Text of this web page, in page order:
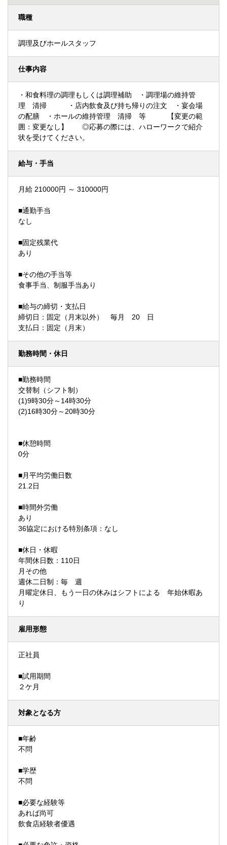
職種
調理及びホールスタッフ
仕事内容
・和食料理の調理もしくは調理補助 ・調理場の維持管
理 清掃 ・店内飲食及び持ち帰りの注文 ・宴会場
の配膳 ・ホールの維持管理 清掃 等 【変更の範
囲：変更なし】 ◎応募の際には、ハローワークで紹介
状を受けてください。
給与・手当
月給 210000円 ～ 310000円
■通勤手当
なし
■固定残業代
あり
■その他の手当等
食事手当、制服手当あり
■給与の締切・支払日
締切日：固定（月末以外） 毎月 20 日
支払日：固定（月末）
勤務時間・休日
■勤務時間
交替制（シフト制）
(1)9時30分～14時30分
(2)16時30分～20時30分
■休憩時間
0分
■月平均労働日数
21.2日
■時間外労働
あり
36協定における特別条項：なし
■休日・休暇
年間休日数：110日
月その他
週休二日制：毎 週
月曜定休日、もう一日の休みはシフトによる 年始休暇あ
り
雇用形態
正社員
■試用期間
２ケ月
対象となる方
■年齢
不問
■学歴
不問
■必要な経験等
あれば尚可
飲食店経験者優遇